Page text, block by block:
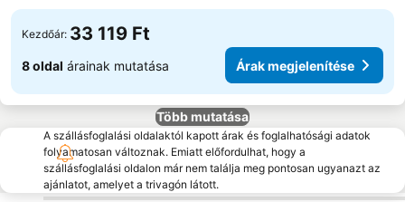
Kezdőár: 33 119 Ft
8 oldal árainak mutatása Árak megjelenítése
Több mutatása
A szállásfoglalási oldalaktól kapott árak és foglalhatósági adatok
folyamatosan változnak. Emiatt előfordulhat, hogy a
szállásfoglalási oldalon már nem találja meg pontosan ugyanazt az
ajánlatot, amelyet a trivagón látott.